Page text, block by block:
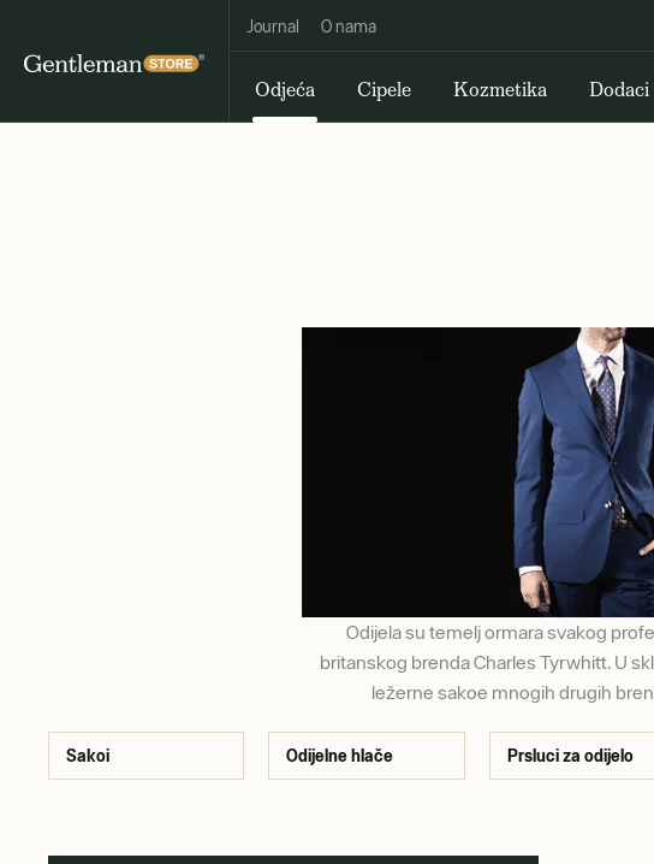
Journal O nama
Odjeća Cipele Kozmetika Dodaci
Odijela su temelj ormara svakog
britanskog brenda Charles Tyrwhitt. U
ležerne sakoe mnogih drugih
Sakoi Odijelne hlače Prsluci za odijelo